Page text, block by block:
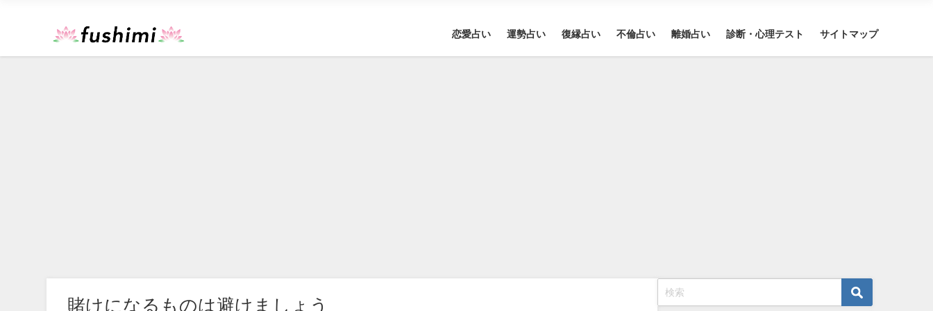
恋愛占い 運勢占い 復縁占い 不倫占い 離婚占い 診断・心理テスト サイトマップ
賭けになるものは避けましょう